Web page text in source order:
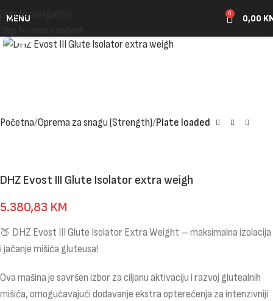
Skip to navigation
MENU 0 0,00
Početna Oprema za snagu (Strength) Plate loaded
DHZ Evost III Glute Isolator extra weigh
5.380,83 KM
🍑 DHZ Evost III Glute Isolator Extra Weight – maksimalna izolacija
i jačanje mišića gluteusa!
Ova mašina je savršen izbor za ciljanu aktivaciju i razvoj glutealnih
mišića, omogućavajući dodavanje ekstra opterećenja za intenzivniji